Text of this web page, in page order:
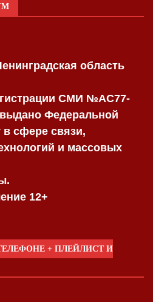
область
СМИ №AC77-
выдано Федеральной
сфере связи,
и массовых
12+
+ ПЛЕЙЛИСТ И